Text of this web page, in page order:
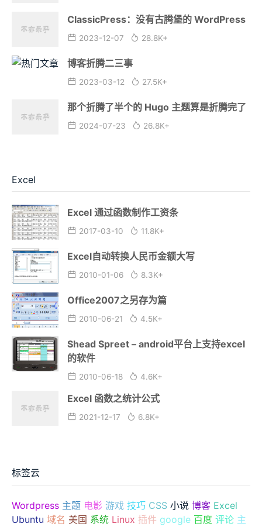
ClassicPress：没有古腾堡的 WordPress
2023-12-07 28.8K+
博客折腾二三事
2023-03-12 27.5K+
那个折腾了半个的 Hugo 主题算是折腾完了
2024-07-23 26.8K+
Excel
Excel 通过函数制作工资条
2017-03-10 11.8K+
Excel自动转换人民币金额大写
2010-01-06 8.3K+
Office2007之另存为篇
2010-06-21 4.5K+
Shead Spreet – android平台上支持excel
的软件
2010-06-18 4.6K+
Excel 函数之统计公式
2021-12-17 6.8K+
标签云
Wordpress 主题 电影 游戏 技巧 CSS 小说 博客 Excel
Ubuntu 域名 美国 系统 Linux 插件 google 百度 评论 主